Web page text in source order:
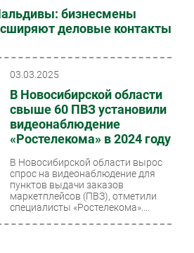
бизнесмены
деловые контакты
03.03.2025
В Новосибирской области
свыше 60 ПВЗ установили
видеонаблюдение
«Ростелекома» в 2024 году
В Новосибирской области вырос
спрос на видеонаблюдение для
пунктов выдачи заказов
маркетплейсов (ПВЗ), отметили
специалисты «Ростелекома»....